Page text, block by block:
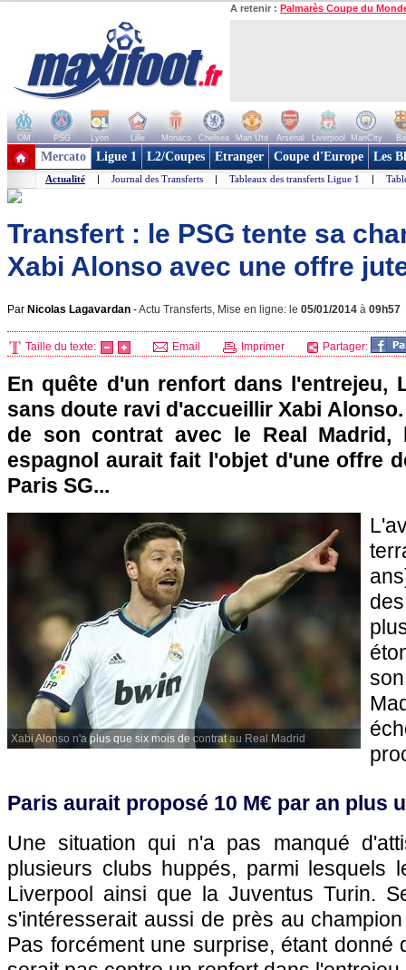
A retenir : Palmarès Coupe du
OM PSG Lyon Lille Monaco Chelsea Man Utd Arsenal Liverpool ManCity
+ de clubs
Mercato Ligue 1 L2/Coupes Etranger Coupe d'Europe Les
Actualité | Journal des Transferts | Tableaux des transferts Ligue 1 |
Transfert : le PSG tente sa
Xabi Alonso avec une offre
Par Nicolas Lagavardan -Actu Transferts, Mise en ligne: le 05/01/2014 à 09h57
Taille du texte: Email Imprimer Partager:
En quête d'un renfort dans l'entrejeu,
sans doute ravi d'accueillir Xabi
de son contrat avec le Real Madrid,
espagnol aurait fait l'objet d'une offre
Paris SG...
Xabi Alonso n'a plus que six mois de contrat au Real Madrid
Paris aurait proposé 10 M€ par an plus
Une situation qui n'a pas manqué
plusieurs clubs huppés, parmi lesquels
Liverpool ainsi que la Juventus Turin.
s'intéresserait aussi de près au
Pas forcément une surprise, étant donné